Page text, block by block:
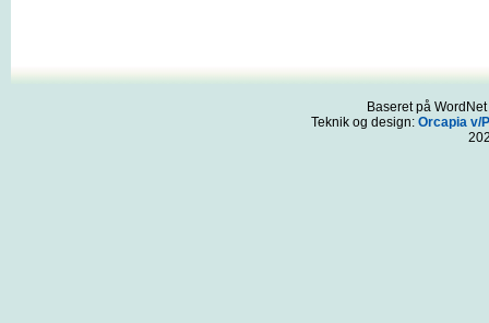
Baseret på
Teknik og design: Orcapia v/